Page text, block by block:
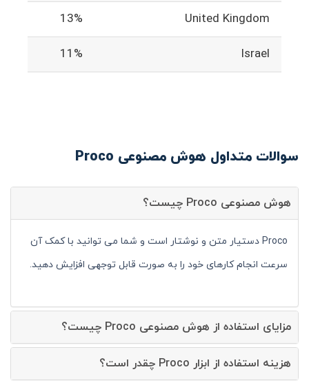
United Kingdom
13%
Israel
11%
سوالات متداول هوش مصنوعی Proco
هوش مصنوعی Proco چیست؟
Proco دستیار متن و نوشتار است و شما می توانید با کمک آن
سرعت انجام کارهای خود را به صورت قابل توجهی افزایش دهید.
مزایای استفاده از هوش مصنوعی Proco چیست؟
هزینه استفاده از ابزار Proco چقدر است؟